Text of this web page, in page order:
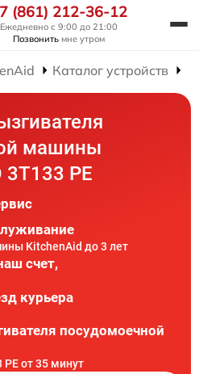
(861) 212-36-12
Ежедневно с 9:00 до 21:00
Позвонить мне утром
Каталог устройств
машины
3T133 PE
KitchenAid до 3 лет
счет,
курьера
посудомоечной
PE от 35 минут